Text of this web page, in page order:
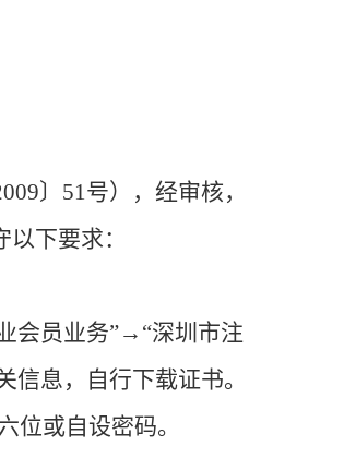
〕 51号），经审核，
下要求：
会员业务”→“深圳市注
信息，自行下载证书。
位或自设密码。